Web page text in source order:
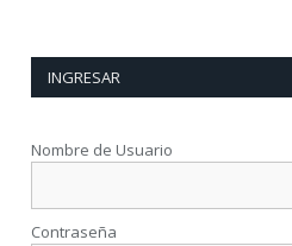
INGRESAR
Nombre de Usuario
Contraseña